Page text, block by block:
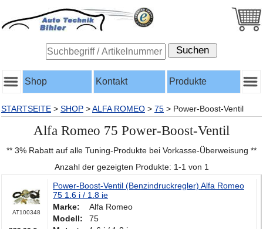
Shop Kontakt Produkte
STARTSEITE > SHOP >ALFA ROMEO > 75 > Power-Boost-Ventil
Alfa Romeo 75 Power-Boost-Ventil
** 3% Rabatt auf alle Tuning-Produkte bei Vorkasse-Überweisung **
Anzahl der gezeigten Produkte: 1-1 von 1
AT100348
Power-Boost-Ventil (Benzindruckregler) Alfa Romeo
75 1.6 i / 1.8 ie
Marke:
Alfa Romeo
Modell:
75